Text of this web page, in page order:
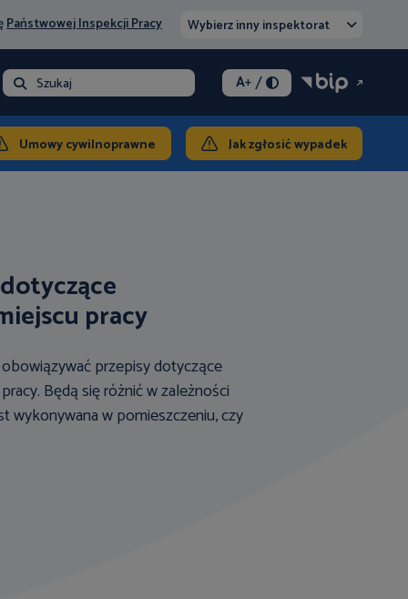
Państwowej Inspekcji Pracy Wybierz inny inspektorat
Szukaj A+/
Umowy cywilnoprawne Jak zgłosić wypadek
pracy
przepisy dotyczące
Będą się różnić w zależności
wykonywana w pomieszczeniu, czy